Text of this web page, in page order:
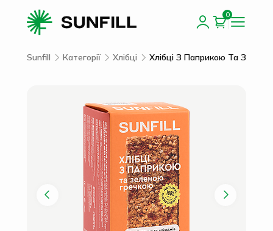
0
Sunfill Категорії Хлібці Хлібці З Паприкою Та